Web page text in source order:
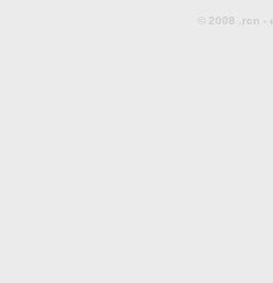
© 2008 .rcn